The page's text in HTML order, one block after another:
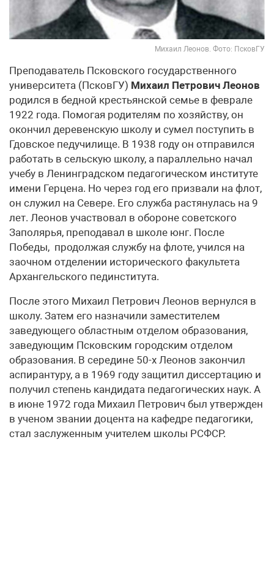
Михаил Леонов. Фото: ПсковГУ
Преподаватель Псковского государственного
университета (ПсковГУ) Михаил Петрович Леонов
родился в бедной крестьянской семье в феврале
1922 года. Помогая родителям по хозяйству, он
окончил деревенскую школу и сумел поступить в
Гдовское педучилище. В 1938 году он отправился
работать в сельскую школу, а параллельно начал
учебу в Ленинградском педагогическом институте
имени Герцена. Но через год его призвали на флот,
он служил на Севере. Его служба растянулась на 9
лет. Леонов участвовал в обороне советского
Заполярья, преподавал в школе юнг. После
Победы, продолжая службу на флоте, учился на
заочном отделении исторического факультета
Архангельского пединститута.
После этого Михаил Петрович Леонов вернулся в
школу. Затем его назначили заместителем
заведующего областным отделом образования,
заведующим Псковским городским отделом
образования. В середине 50-х Леонов закончил
аспирантуру, а в 1969 году защитил диссертацию и
получил степень кандидата педагогических наук. А
в июне 1972 года Михаил Петрович был утвержден
в ученом звании доцента на кафедре педагогики,
стал заслуженным учителем школы РСФСР.